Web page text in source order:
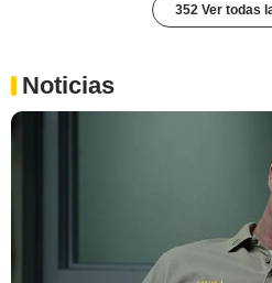
352 Ver todas
Noticias